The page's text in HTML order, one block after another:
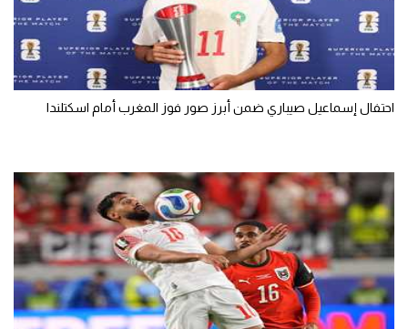
احتفال إسماعيل صيباري ضمن أبرز صور فوز المغرب أمام اسكتلندا